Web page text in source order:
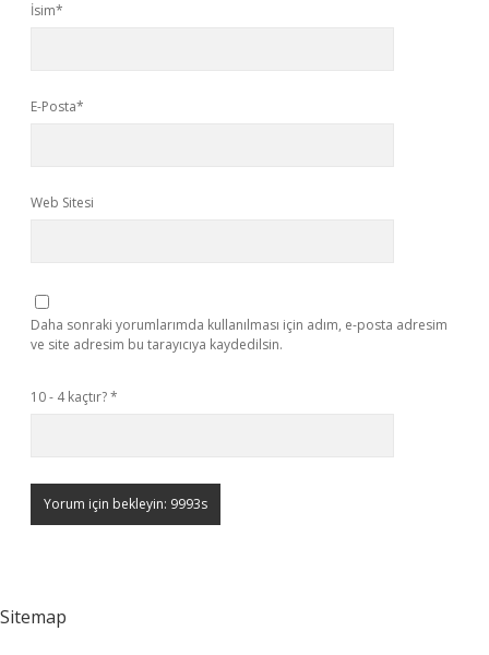
İsim*
E-Posta*
Web Sitesi
Daha sonraki yorumlarımda kullanılması için adım, e-posta adresim
ve site adresim bu tarayıcıya kaydedilsin.
10 - 4 kaçtır?*
Sitemap